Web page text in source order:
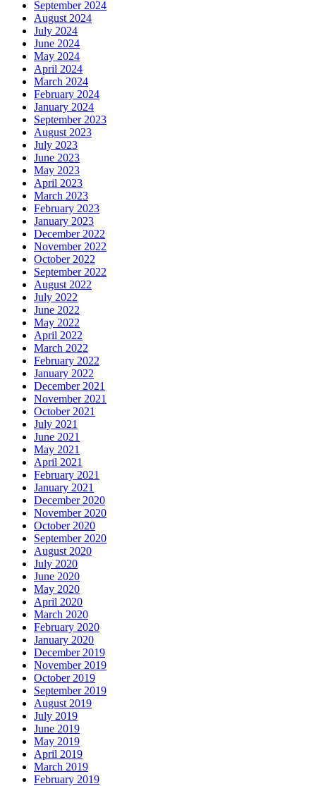
September 2024
August 2024
July 2024
June 2024
May 2024
April 2024
March 2024
February 2024
January 2024
September 2023
August 2023
July 2023
June 2023
May 2023
April 2023
March 2023
February 2023
January 2023
December 2022
November 2022
October 2022
September 2022
August 2022
July 2022
June 2022
May 2022
April 2022
March 2022
February 2022
January 2022
December 2021
November 2021
October 2021
July 2021
June 2021
May 2021
April 2021
February 2021
January 2021
December 2020
November 2020
October 2020
September 2020
August 2020
July 2020
June 2020
May 2020
April 2020
March 2020
February 2020
January 2020
December 2019
November 2019
October 2019
September 2019
August 2019
July 2019
June 2019
May 2019
April 2019
March 2019
February 2019